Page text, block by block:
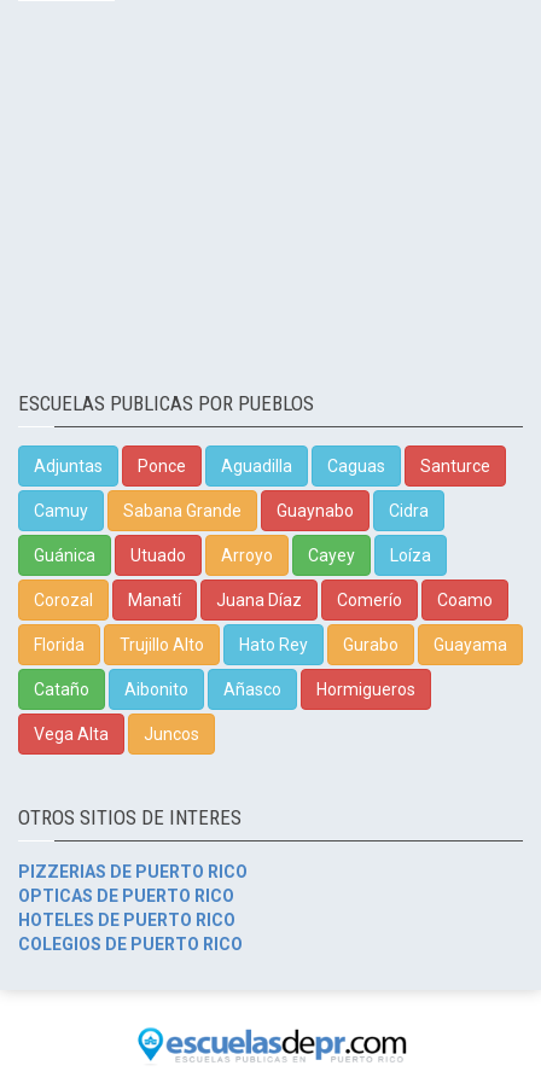
ESCUELAS PUBLICAS POR PUEBLOS
Adjuntas Ponce Aguadilla Caguas Santurce
Camuy Sabana Grande Guaynabo Cidra
Guánica Utuado Arroyo Cayey Loíza
Corozal Manatí Juana Díaz Comerío Coamo
Florida Trujillo Alto Hato Rey Gurabo Guayama
Cataño Aibonito Añasco Hormigueros
Vega Alta Juncos
OTROS SITIOS DE INTERES
PIZZERIAS DE PUERTO RICO
OPTICAS DE PUERTO RICO
HOTELES DE PUERTO RICO
COLEGIOS DE PUERTO RICO